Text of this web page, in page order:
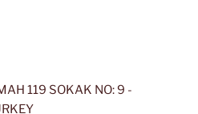
119 SOKAK NO: 9 -